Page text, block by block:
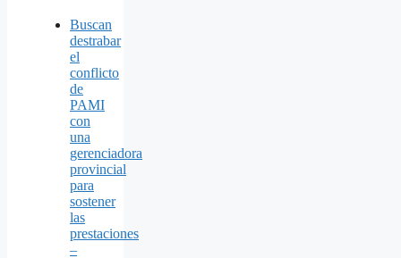
Buscan
destrabar
el
conflicto
de
PAMI
con
una
gerenciadora
provincial
para
sostener
las
prestaciones
–